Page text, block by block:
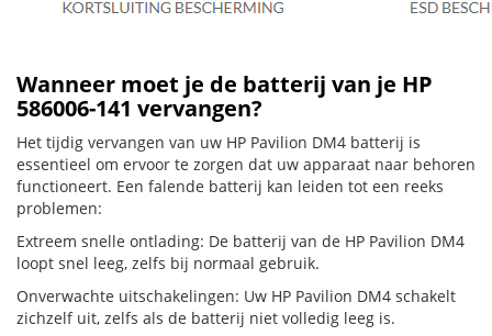
Wanneer moet je de batterij van je HP
586006-141 vervangen?
Het tijdig vervangen van uw HP Pavilion DM4 batterij is
essentieel om ervoor te zorgen dat uw apparaat naar behoren
functioneert. Een falende batterij kan leiden tot een reeks
problemen:
Extreem snelle ontlading: De batterij van de HP Pavilion DM4
loopt snel leeg, zelfs bij normaal gebruik.
Onverwachte uitschakelingen: Uw HP Pavilion DM4 schakelt
zichzelf uit, zelfs als de batterij niet volledig leeg is.